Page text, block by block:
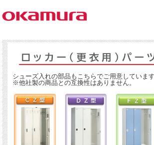
シューズ入れの部品もこちらでご用意しています
※他社製の商品との互換性はありません。